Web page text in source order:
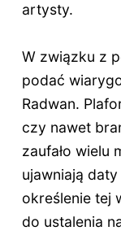
artysty.
W związku z
podać
Radwan.
czy nawet
zaufało wielu
ujawniają
określenie tej
do ustalenia